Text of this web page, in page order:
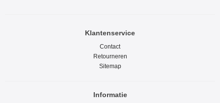
Klantenservice
Contact
Retourneren
Sitemap
Informatie